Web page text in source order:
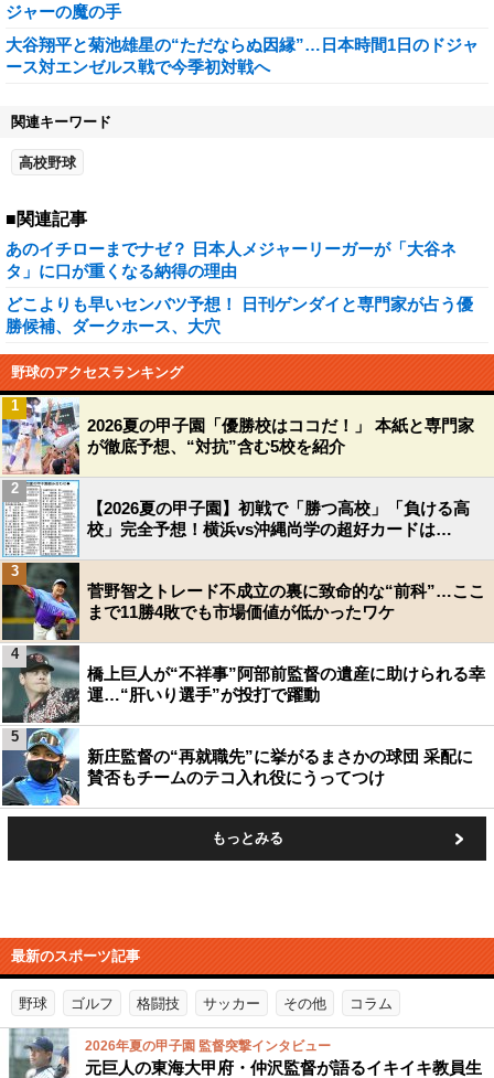
ジャーの魔の手
大谷翔平と菊池雄星の“ただならぬ因縁”…日本時間1日のドジャ
ース対エンゼルス戦で今季初対戦へ
関連キーワード
高校野球
■関連記事
あのイチローまでナゼ？ 日本人メジャーリーガーが「大谷ネ
タ」に口が重くなる納得の理由
どこよりも早いセンバツ予想！ 日刊ゲンダイと専門家が占う優
勝候補、ダークホース、大穴
野球のアクセスランキング
2026夏の甲子園「優勝校はココだ！」 本紙と専門家
が徹底予想、“対抗”含む5校を紹介
1
【2026夏の甲子園】初戦で「勝つ高校」「負ける高
校」完全予想！横浜vs沖縄尚学の超好カードは…
2
菅野智之トレード不成立の裏に致命的な“前科”…ここ
まで11勝4敗でも市場価値が低かったワケ
3
橋上巨人が“不祥事”阿部前監督の遺産に助けられる幸
運…“肝いり選手”が投打で躍動
4
新庄監督の“再就職先”に挙がるまさかの球団 采配に
賛否もチームのテコ入れ役にうってつけ
5
もっとみる
最新のスポーツ記事
野球 ゴルフ 格闘技 サッカー その他 コラム
2026年夏の甲子園 監督突撃インタビュー
元巨人の東海大甲府・仲沢監督が語るイキイキ教員生